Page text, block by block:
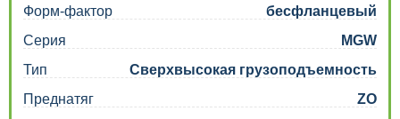
Форм-фактор
бесфланцевый
Серия
MGW
Тип
Сверхвысокая грузоподъемность
Преднатяг
ZO